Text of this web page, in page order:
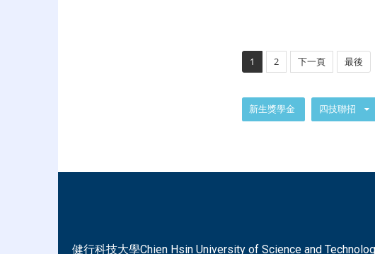
1 2 下一頁 最後
新生獎學金 四技聯招
健行科技大學Chien Hsin University of Science and